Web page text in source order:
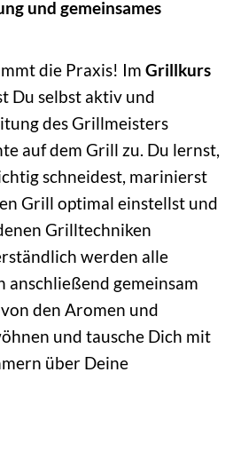
und gemeinsames
die Praxis! Im Grillkurs
Du selbst aktiv und
des Grillmeisters
auf dem Grill zu. Du lernst,
schneidest, marinierst
Grill optimal einstellst und
Grilltechniken
werden alle
anschließend gemeinsam
den Aromen und
und tausche Dich mit
über Deine